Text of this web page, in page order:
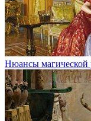
Нюансы магической